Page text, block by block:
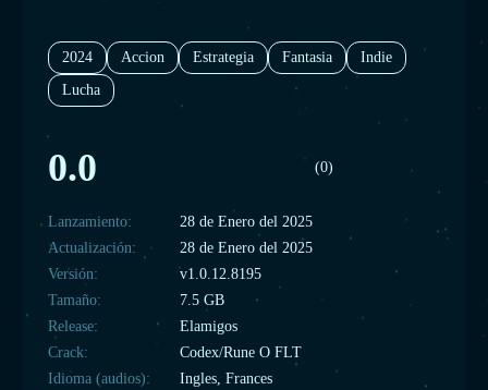
usa habilidades arcanas para crear nuevos caminos. Explora el
mundo en búsqueda de los misterios perdidos del Enclave y
desafía a gigantescos titanes en tu viaje.
2024 Accion Estrategia Fantasia
Indie
Lucha
0.0 (0)
Lanzamiento:
28 de Enero del 2025
Actualización:
28 de Enero del 2025
Versión:
v1.0.12.8195
Tamaño:
7.5 GB
Release:
Elamigos
Crack:
Codex/Rune O FLT
Idioma (audios):
Ingles, Frances